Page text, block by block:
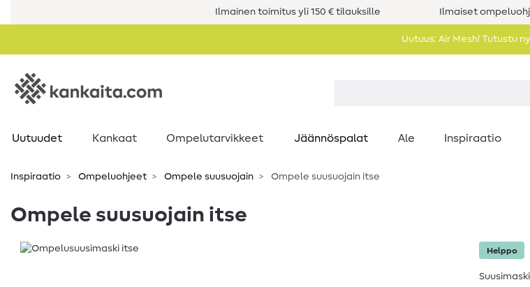
Ilmainen toimitus yli 150 € tilauksille Ilmaiset
Uutuus: Air Mesh! Tutustu
Uutuudet Kankaat Ompelutarvikkeet Jäännöspalat Ale Inspiraatio
Inspiraatio Ompeluohjeet Ompele suusuojain Ompele suusuojain itse
Ompele suusuojain itse
Helppo